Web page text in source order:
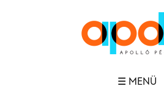
☰ MENÜ